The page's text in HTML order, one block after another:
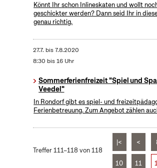
Könnt Ihr schon Inlineskaten und wollt
geschickter werden? Dann seid Ihr in
genau richtig.
27.7. bis7.8.2020
8:30 bis 16 Uhr
Sommerferienfreizeit "Spiel und
Veedel"
In Rondorf gibt es spiel- und
Ferienbetreuung. Zum Angebot zählen
Treffer 111–118 von 118
|< <
10 11